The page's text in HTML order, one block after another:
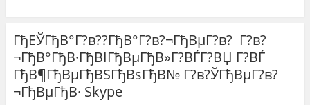
ГђЕЎГђВ°Г?в??ГђВ°Г?в?¬ГђВµГ?в? Г?в?
¬ГђВ°ГђВ·ГђВІГђВµГђВ»Г?ВЃГ?ВЏ Г?ВЃ
ГђВ¶ГђВµГђВЅГђВѕГђВ№ Г?в?ЎГђВµГ?в?
¬ГђВµГђВ· Skype